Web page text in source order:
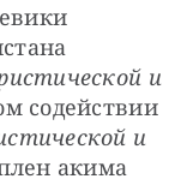
и
содействии
и
акима